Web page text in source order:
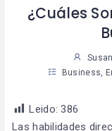
¿Cuáles
Business
Leido: 386
Las habilidades